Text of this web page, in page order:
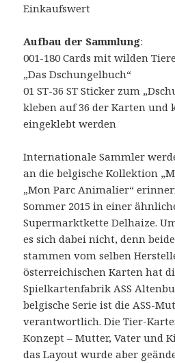
Einkaufswert
Aufbau der Sammlung:
001-180 Cards mit wilden
„Das Dschungelbuch“
01 ST-36 ST Sticker zum
kleben auf 36 der Karten und
eingeklebt werden
Internationale Sammler
an die belgische Kollektion
„Mon Parc Animalier“
Sommer 2015 in einer
Supermarktkette Delhaize.
es sich dabei nicht, denn
stammen vom selben
österreichischen Karten hat
Spielkartenfabrik ASS
belgische Serie ist die ASS-
verantwortlich. Die Tier-
Konzept – Mutter, Vater und
das Layout wurde aber